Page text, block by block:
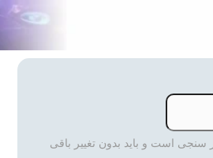
سنجی است و باید بدون تغییر باقی